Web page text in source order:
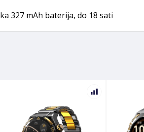
327 mAh baterija, do 18 sati